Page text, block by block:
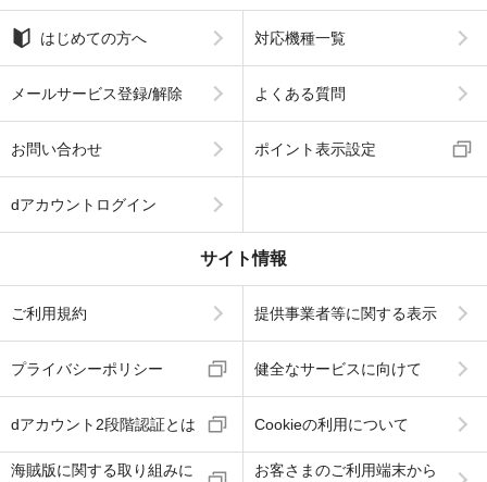
はじめての方へ 対応機種一覧
メールサービス登録/解除 よくある質問
お問い合わせ ポイント表示設定
dアカウントログイン
サイト情報
ご利用規約 提供事業者等に関する表示
プライバシーポリシー 健全なサービスに向けて
dアカウント2段階認証とは Cookieの利用について
海賊版に関する取り組みに
お客さまのご利用端末から